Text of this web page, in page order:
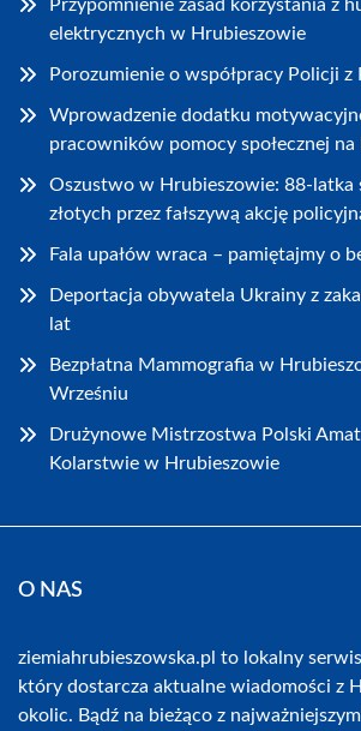
Przypomnienie zasad korzystania z
elektrycznych w Hrubieszowie
Porozumienie o współpracy Policji
Wprowadzenie dodatku
pracowników pomocy społecznej
Oszustwo w Hrubieszowie: 88-latka
złotych przez fałszywą akcję
Fala upałów wraca – pamiętajmy o
Deportacja obywatela Ukrainy z
lat
Bezpłatna Mammografia w
Wrześniu
Drużynowe Mistrzostwa Polski
Kolarstwie w Hrubieszowie
O NAS
ziemiahrubieszowska.pl to lokalny
który dostarcza aktualne wiadomości z
okolic. Bądź na bieżąco z